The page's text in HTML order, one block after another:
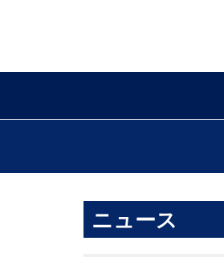
ニュース